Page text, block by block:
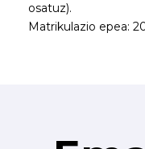
osatuz).
Matrikulazio epea: